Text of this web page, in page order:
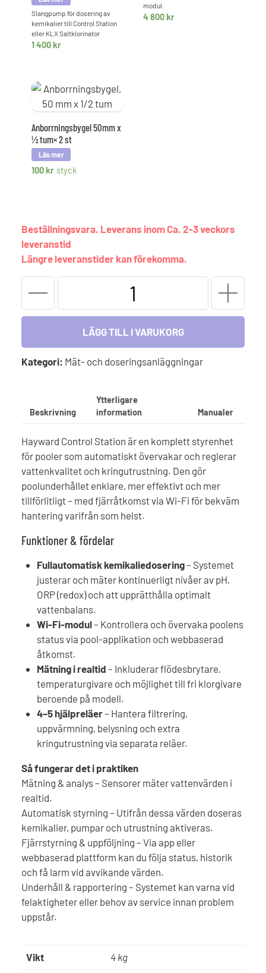
Slangpump för dosering av
kemikalier till Control Station
eller KLX Saltklorinator
1 400kr
modul.
4 800kr
Anborrningsbygel 50mm x
½ tum× 2 st
100kr styck
Beställningsvara. Leverans inom Ca. 2-3 veckors
leveranstid
Längre leveranstider kan förekomma.
NG
Komplett
paket
pH
LÄGG TILL I VARUKORG
Kategori: Mät- och doseringsanläggningar
Beskrivning
Ytterligare
information
Manualer
Hayward Control Station är en komplett styrenhet
för pooler som automatiskt övervakar och reglerar
vattenkvalitet och kringutrustning. Den gör
poolunderhållet enklare, mer effektivt och mer
tillförlitligt – med fjärråtkomst via Wi-Fi för bekväm
hantering varifrån som helst.
Funktioner & fördelar
Fullautomatisk kemikaliedosering– Systemet
justerar och mäter kontinuerligt nivåer av pH,
ORP (redox) och att upprätthålla optimalt
vattenbalans.
Wi-Fi-modul– Kontrollera och övervaka poolens
status via pool-applikation och webbaserad
åtkomst.
Mätning i realtid – Inkluderar flödesbrytare,
temperaturgivare och möjlighet till fri klorgivare
beroende på modell.
4–5 hjälpreläer– Hantera filtrering,
uppvärmning, belysning och extra
kringutrustning via separata reläer.
Så fungerar det i praktiken
Mätning & analys – Sensorer mäter vattenvärden i
realtid.
Automatisk styrning – Utifrån dessa värden doseras
kemikalier, pumpar och utrustning aktiveras.
Fjärrstyrning & uppföljning – Via app eller
webbaserad plattform kan du följa status, historik
och få larm vid avvikande värden.
Underhåll & rapportering – Systemet kan varna vid
felaktigheter eller behov av service innan problem
uppstår.
Vikt 4 kg